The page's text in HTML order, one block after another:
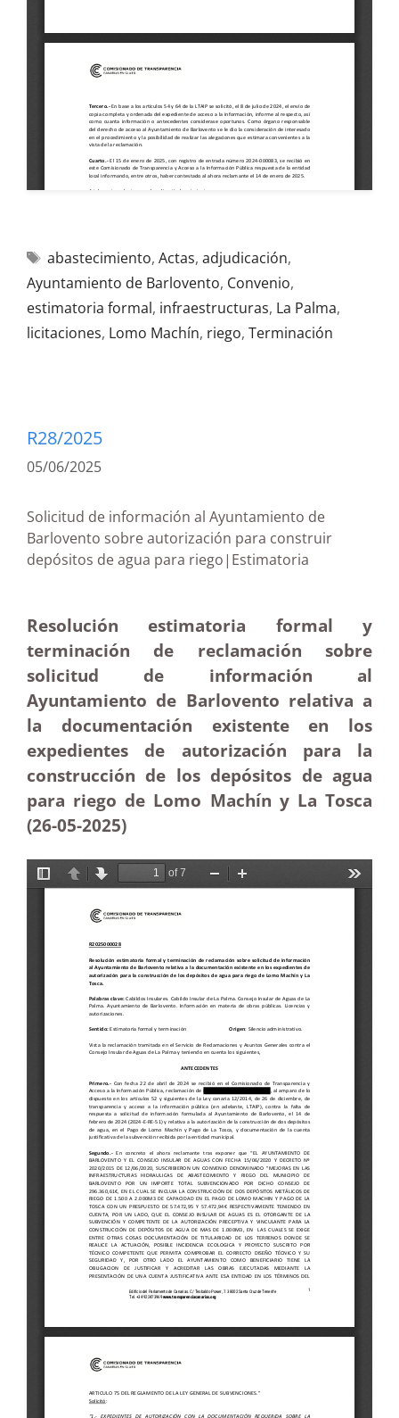
abastecimiento, Actas, adjudicación,
Ayuntamiento de Barlovento, Convenio,
estimatoria formal, infraestructuras, La Palma,
licitaciones, Lomo Machín, riego, Terminación
R28/2025
05/06/2025
Solicitud de información al Ayuntamiento de
Barlovento sobre autorización para construir
depósitos de agua para riego|Estimatoria
Resolución estimatoria formal y
terminación de reclamación sobre
solicitud de información al
Ayuntamiento de Barlovento relativa a
la documentación existente en los
expedientes de autorización para la
construcción de los depósitos de agua
para riego de Lomo Machín y La Tosca
(26-05-2025)